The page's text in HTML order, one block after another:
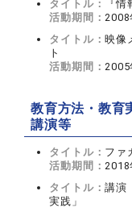
タイトル：
『
活動期間：2008
タイトル：映像
ト
活動期間：2005
教育方法・教育
講演等
タイトル： ファ
活動期間：2018
タイトル：講演
実践」